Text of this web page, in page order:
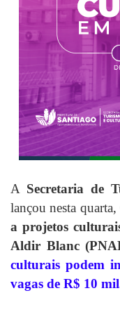
A Secretaria de
lançou nesta
a projetos
Aldir Blanc
culturais podem
vagas de R$ 10